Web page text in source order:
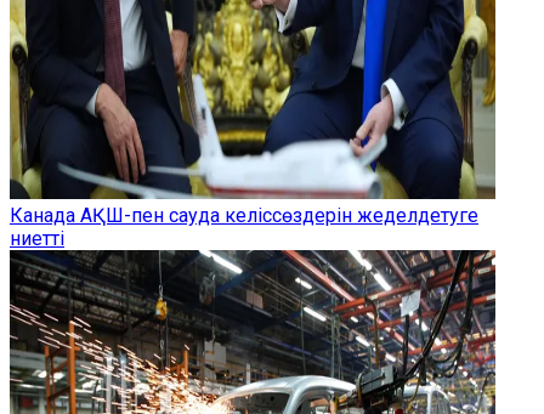
Канада АҚШ-пен сауда келіссөздерін жеделдетуге
ниетті